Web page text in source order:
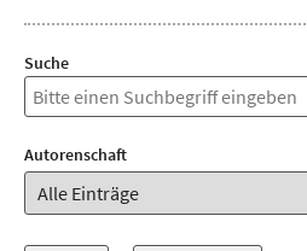
Suche
Autorenschaft